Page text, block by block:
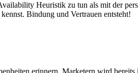
Heuristik zu tun als mit der
Bindung und Vertrauen entsteht!
erinnern. Marketern wird